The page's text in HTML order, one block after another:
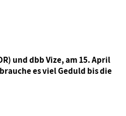
und dbb Vize, am 15. April
es viel Geduld bis die